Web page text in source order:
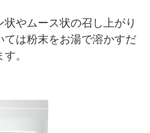
やムース状の召し上がり
は粉末をお湯で溶かすだ
。